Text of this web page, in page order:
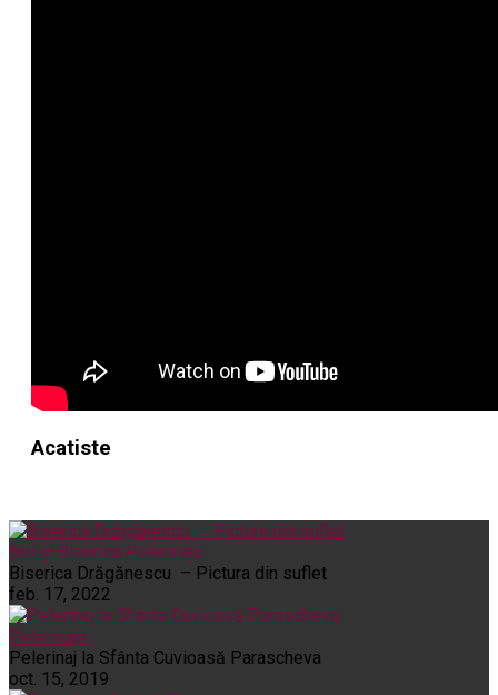
Acatiste
Noi și Biserica Pelerinaje
Biserica Drăgănescu – Pictura din suflet
feb. 17, 2022
Pelerinaje
Pelerinaj la Sfânta Cuvioasă Parascheva
oct. 15, 2019